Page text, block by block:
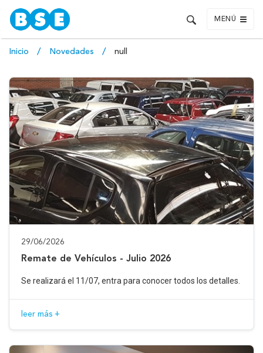
MENÚ
Inicio Novedades null
29/06/2026
Remate de Vehículos - Julio 2026
Se realizará el 11/07, entra para conocer todos los detalles.
leer más +